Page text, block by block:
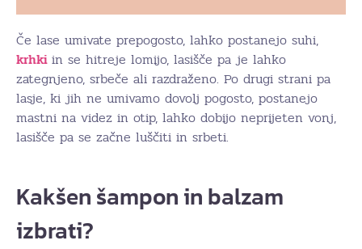
Če lase umivate prepogosto, lahko postanejo suhi,
krhki in se hitreje lomijo, lasišče pa je lahko
zategnjeno, srbeče ali razdraženo. Po drugi strani pa
lasje, ki jih ne umivamo dovolj pogosto, postanejo
mastni na videz in otip, lahko dobijo neprijeten vonj,
lasišče pa se začne luščiti in srbeti.
Kakšen šampon in balzam
izbrati?